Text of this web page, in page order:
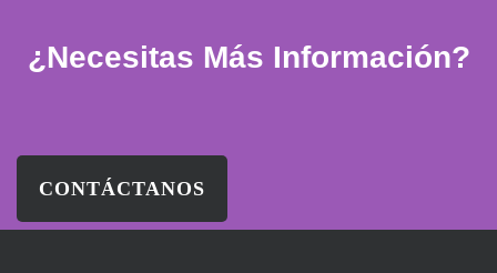
¿Necesitas Más Información?
CONTÁCTANOS